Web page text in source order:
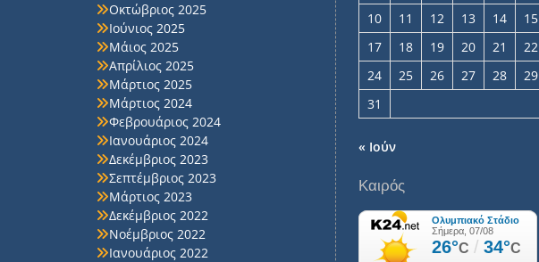
Οκτώβριος 2025
Ιούνιος 2025
Μάιος 2025
Απρίλιος 2025
Μάρτιος 2025
Μάρτιος 2024
Φεβρουάριος 2024
Ιανουάριος 2024
Δεκέμβριος 2023
Σεπτέμβριος 2023
Μάρτιος 2023
Δεκέμβριος 2022
Νοέμβριος 2022
Ιανουάριος 2022
10
11 12 13 14 15
17
18 19 20 21 22
24
25 26 27 28 29
31
« Ιούν
Καιρός